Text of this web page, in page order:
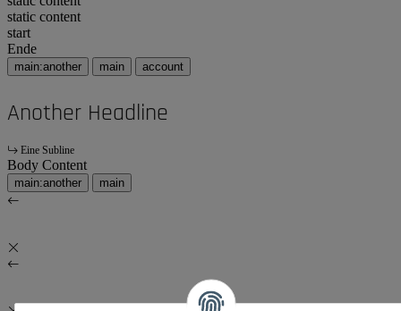
static content
start
Ende
main:another main account
Another Headline
Eine Subline
Body Content
main:another main